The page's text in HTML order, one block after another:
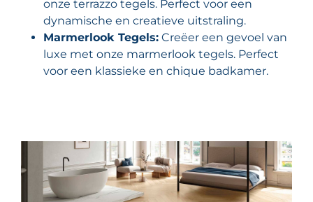
onze terrazzo tegels. Perfect voor een
dynamische en creatieve uitstraling.
Marmerlook Tegels: Creëer een gevoel van
luxe met onze marmerlook tegels. Perfect
voor een klassieke en chique badkamer.